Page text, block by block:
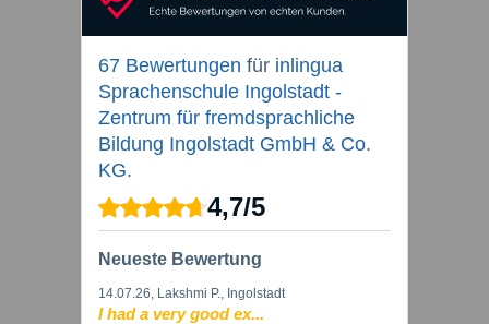
67 Bewertungen für inlingua
Sprachenschule Ingolstadt -
Zentrum für fremdsprachliche
Bildung Ingolstadt GmbH & Co.
KG.
4,7/5
Neueste Bewertung
14.07.26, Lakshmi P., Ingolstadt
I had a very good ex...